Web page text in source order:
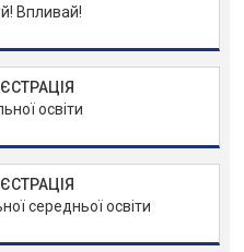
Впливай!
освіти
середньої освіти